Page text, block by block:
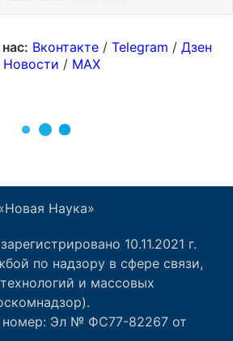
Наука»
10.11.2021 г.
по надзору в сфере связи,
и массовых
номер: Эл № ФС77-82267 от